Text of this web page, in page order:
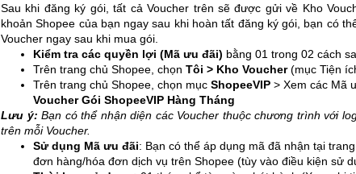
Sau khi đăng ký gói, tất cả Voucher trên sẽ được gửi về Kho
khoản Shopee của bạn ngay sau khi hoàn tất đăng ký gói, bạn có
Voucher ngay sau khi mua gói.
Kiểm tra các quyền lợi (Mã ưu đãi) bằng 01 trong 02 cách
Trên trang chủ Shopee, chọn Tôi > Kho Voucher(mục Tiện
Trên trang chủ Shopee, chọn mục ShopeeVIP > Xem các Mã
Voucher Gói ShopeeVIP Hàng Tháng
Lưu ý: Bạn có thể nhận diện các Voucher thuộc chương trình với
trên mỗi Voucher.
Sử dụng Mã ưu đãi: Bạn có thể áp dụng mã đã nhận tại trang
đơn hàng/hóa đơn dịch vụ trên Shopee (tùy vào điều kiện sử